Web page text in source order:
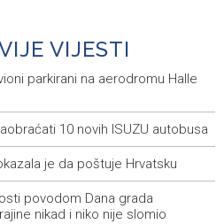
VIJESTI
parkirani na aerodromu Halle
10 novih ISUZU autobusa
je da poštuje Hrvatsku
povodom Dana grada
nikad i niko nije slomio